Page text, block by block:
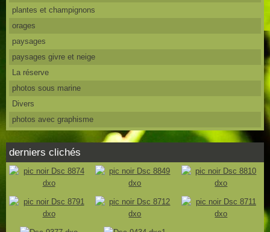
plantes et champignons
orages
paysages
paysages givre et neige
La réserve
photos sous marine
Divers
photos avec graphisme
derniers clichés